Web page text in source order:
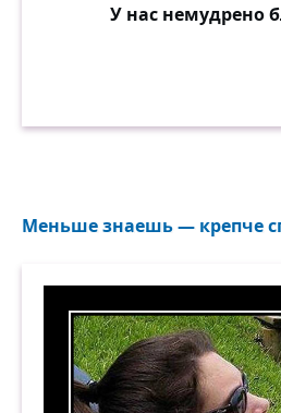
У нас немудрено
Меньше знаешь — крепче